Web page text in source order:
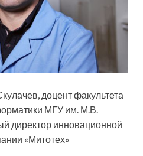
доцент факультета
МГУ им. М.В.
директор инновационной
«Митотех»